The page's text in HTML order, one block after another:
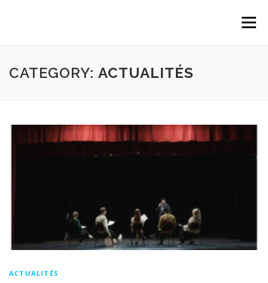
Menu
CATEGORY: ACTUALITÉS
ACTUALITÉS